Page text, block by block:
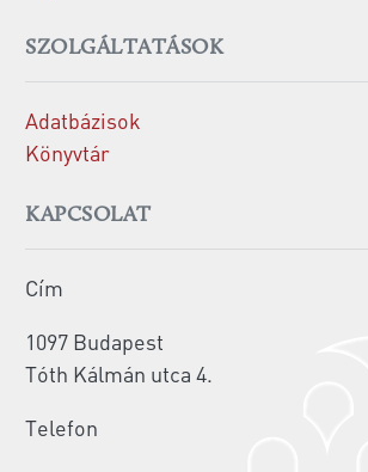
SZOLGÁLTATÁSOK
Adatbázisok
Könyvtár
KAPCSOLAT
Cím
1097 Budapest
Tóth Kálmán utca 4.
Telefon